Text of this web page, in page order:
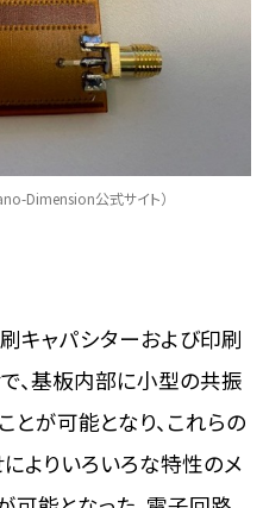
Dimension公式サイト）
キャパシターおよび印刷
、基板内部に小型の共振
とが可能となり、これらの
よりいろいろな特性のメ